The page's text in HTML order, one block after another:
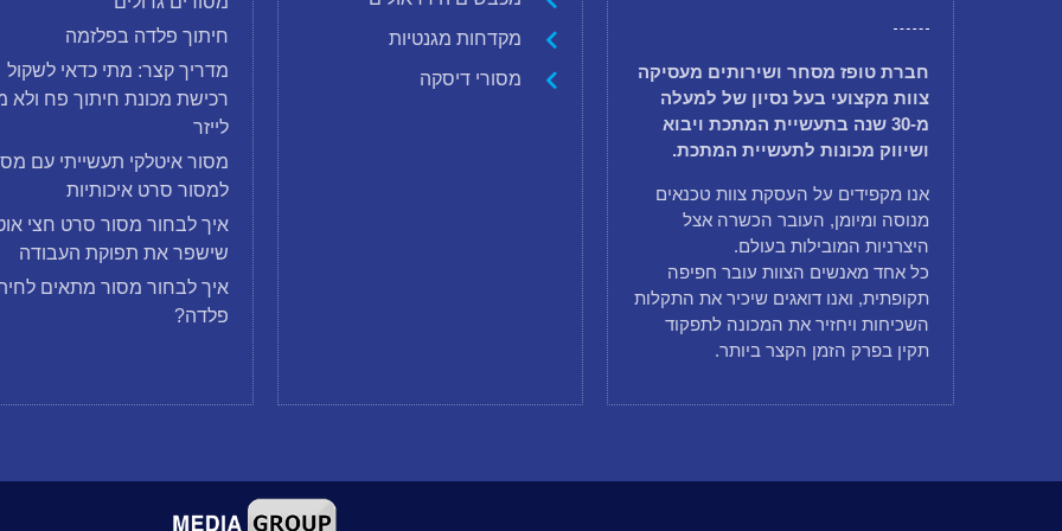
חברת טופז מסחר ושירותים מעסיקה
צוות מקצועי בעל נסיון של למעלה
מ-30 שנה בתעשיית המתכת ויבוא
ושיווק מכונות לתעשיית המתכת.
אנו מקפידים על העסקת צוות טכנאים
מנוסה ומיומן, העובר הכשרה אצל
היצרניות המובילות בעולם.
כל אחד מאנשים הצוות עובר חפיפה
תקופתית, ואנו דואגים שיכיר את התקלות
השכיחות ויחזיר את המכונה לתפקוד
תקין בפרק הזמן הקצר ביותר.
מקדחות מגנטיות
מסורי דיסקה
חיתוך פלדה בפלזמה
מדריך קצר: מתי כדאי לשקול
רכישת מכונת חיתוך פח ולא
לייזר
מסור איטלקי תעשייתי עם
למסור סרט איכותיות
איך לבחור מסור סרט חצי
שישפר את תפוקת העבודה
איך לבחור מסור מתאים
פלדה?